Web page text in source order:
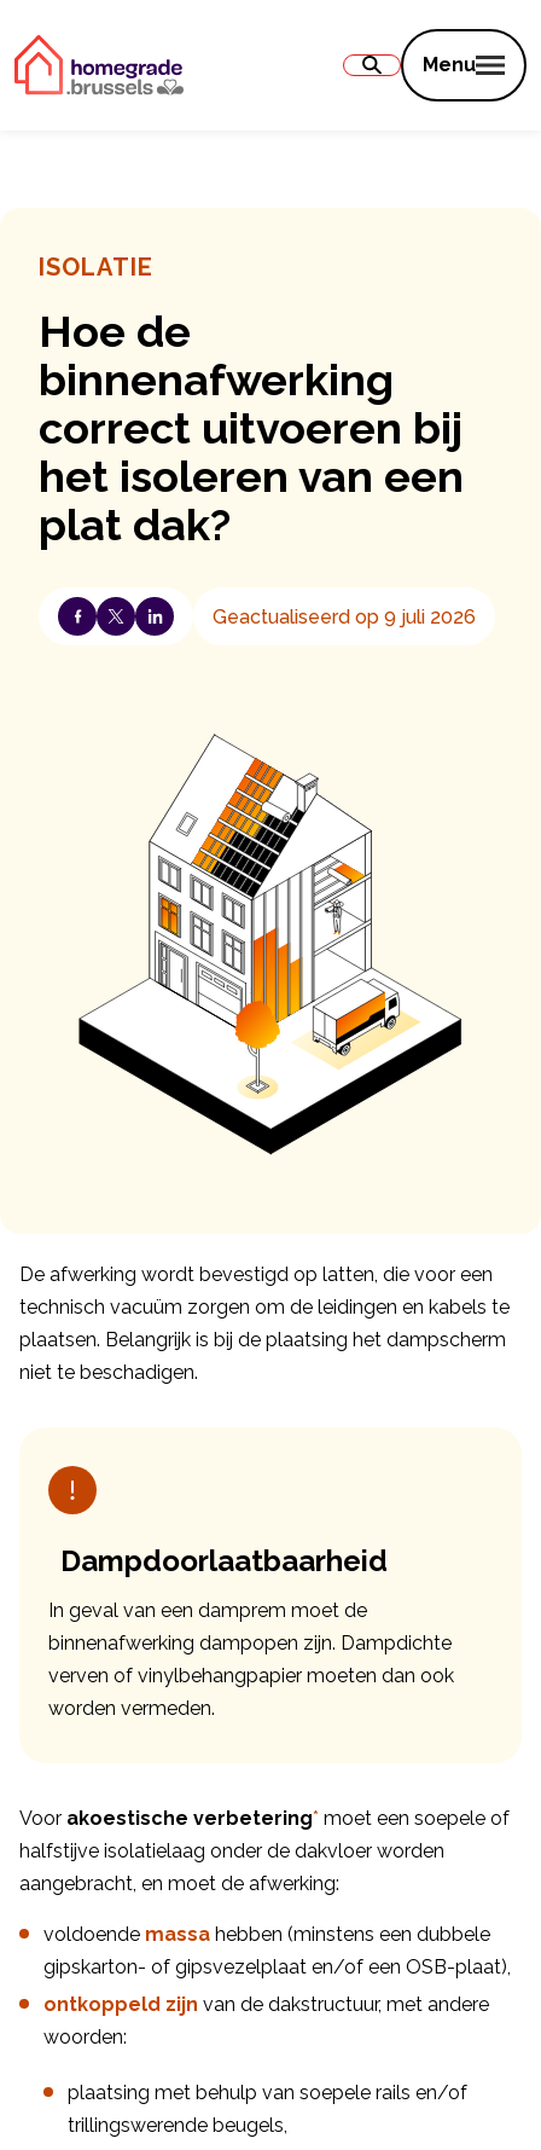
Menu
ISOLATIE
Hoe de
binnenafwerking
correct uitvoeren bij
het isoleren van een
plat dak?
Geactualiseerd op 9 juli 2026
De afwerking wordt bevestigd op latten, die voor een
technisch vacuüm zorgen om de leidingen en kabels te
plaatsen. Belangrijk is bij de plaatsing het dampscherm
niet te beschadigen.
Dampdoorlaatbaarheid
In geval van een damprem moet de
binnenafwerking dampopen zijn. Dampdichte
verven of vinylbehangpapier moeten dan ook
worden vermeden.
Voor akoestische verbetering* moet een soepele of
halfstijve isolatielaag onder de dakvloer worden
aangebracht, en moet de afwerking:
voldoende massa hebben (minstens een dubbele
gipskarton- of gipsvezelplaat en/of een OSB-plaat),
ontkoppeld zijn van de dakstructuur, met andere
woorden:
plaatsing met behulp van soepele rails en/of
trillingswerende beugels,